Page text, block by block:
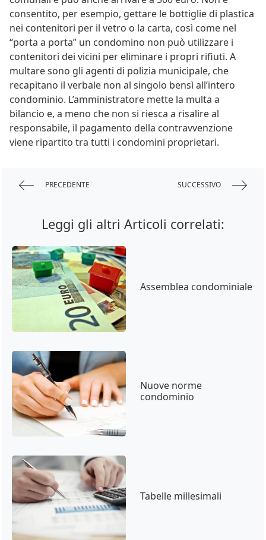
consentito, per esempio, gettare le bottiglie di plastica
nei contenitori per il vetro o la carta, così come nel
“porta a porta” un condomino non può utilizzare i
contenitori dei vicini per eliminare i propri rifiuti. A
multare sono gli agenti di polizia municipale, che
recapitano il verbale non al singolo bensì all’intero
condominio. L’amministratore mette la multa a
bilancio e, a meno che non si riesca a risalire al
responsabile, il pagamento della contravvenzione
viene ripartito tra tutti i condomini proprietari.
PRECEDENTE SUCCESSIVO
Leggi gli altri Articoli correlati:
Assemblea condominiale
Nuove norme
condominio
Tabelle millesimali